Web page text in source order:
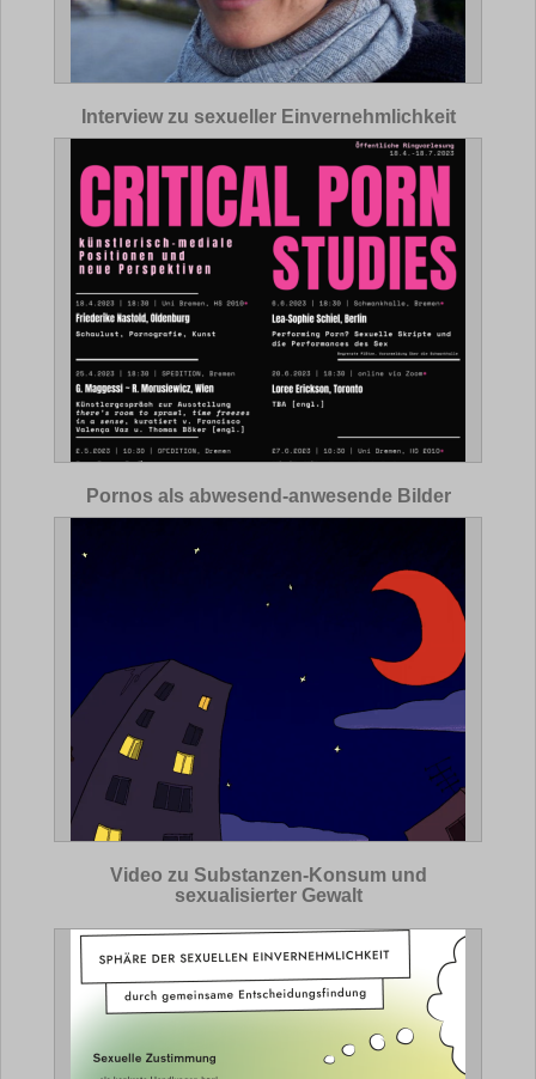
Interview zu sexueller Einvernehmlichkeit
Pornos als abwesend-anwesende Bilder
Video zu Substanzen-Konsum und
sexualisierter Gewalt